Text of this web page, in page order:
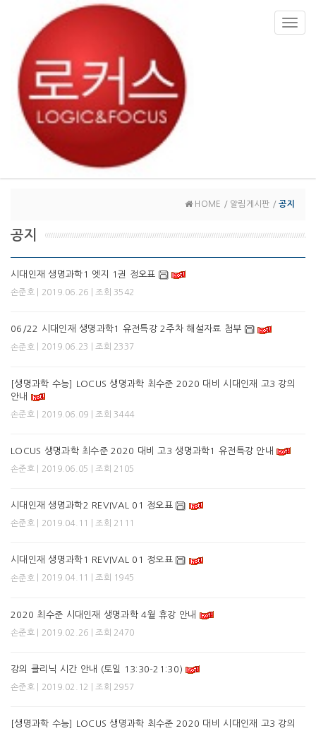
HOME / 알림게시판 /공지
공지
시대인재 생명과학1 엣지 1권 정오표
손준호| 2019.06.26 | 조회 3542
06/22 시대인재 생명과학1 유전특강 2주차 해설자료 첨부
손준호 | 2019.06.23 | 조회 2337
[생명과학 수능] LOCUS 생명과학 최수준 2020 대비 시대인재 고3 강의
안내
손준호| 2019.06.09 | 조회 3444
LOCUS 생명과학 최수준 2020 대비 고3 생명과학1 유전특강 안내
손준호| 2019.06.05 | 조회 2105
시대인재 생명과학2 REVIVAL 01 정오표
손준호| 2019.04.11 | 조회 2111
시대인재 생명과학1 REVIVAL 01 정오표
손준호 | 2019.04.11 | 조회 1945
2020 최수준 시대인재 생명과학 4월 휴강 안내
손준호| 2019.02.26 | 조회 2470
강의 클리닉 시간 안내 (토일 13:30-21:30)
손준호| 2019.02.12 | 조회 2957
[생명과학 수능] LOCUS 생명과학 최수준 2020 대비 시대인재 고3 강의